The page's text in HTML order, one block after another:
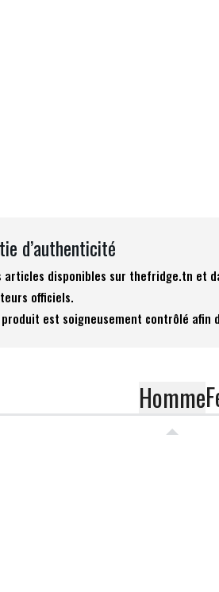
d’authenticité
articles disponibles sur thefridge.tn et
officiels.
produit est soigneusement contrôlé
Homme